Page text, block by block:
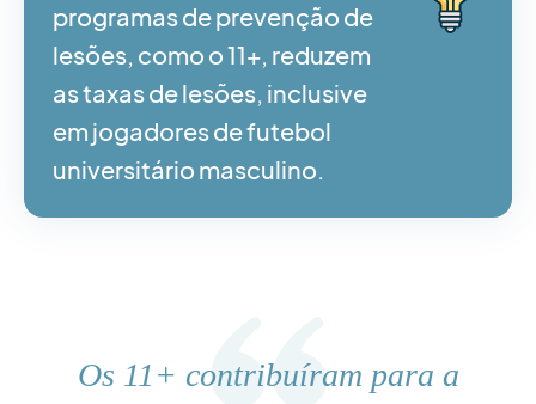
programas de prevenção de
lesões, como o 11+, reduzem
as taxas de lesões, inclusive
em jogadores de futebol
universitário masculino.
Os 11+ contribuíram para a